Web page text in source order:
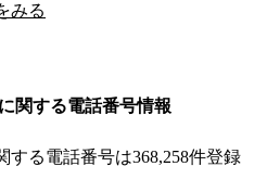
みる
関する電話番号情報
する電話番号は368,258件登録